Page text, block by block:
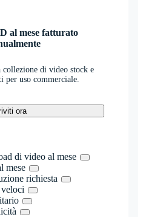
al mese fatturato
collezione di video stock e
per uso commerciale.
ora
di video al mese
mese
richiesta